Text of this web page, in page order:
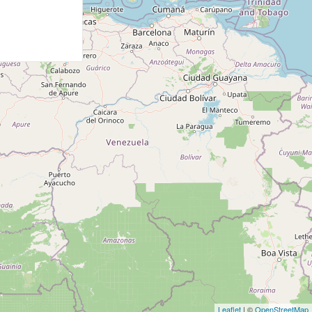
Leaflet | ©OpenStreetMap